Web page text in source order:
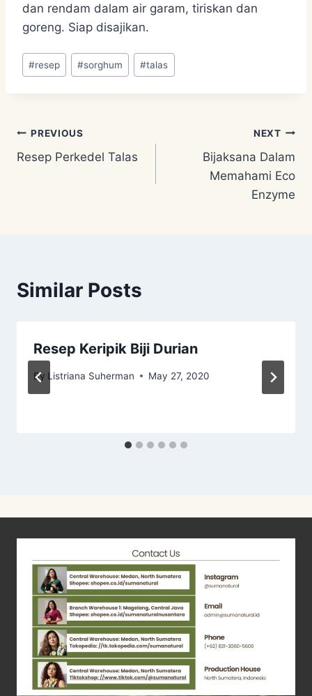
dan rendam dalam air garam, tiriskan dan
goreng. Siap disajikan.
Post
Tags:
#resep #sorghum #talas
Post
navigation
PREVIOUS
Resep Perkedel Talas
NEXT
Bijaksana Dalam
Memahami Eco
Enzyme
Similar Posts
Resep Keripik Biji Durian
By Listriana Suherman May 27, 2020